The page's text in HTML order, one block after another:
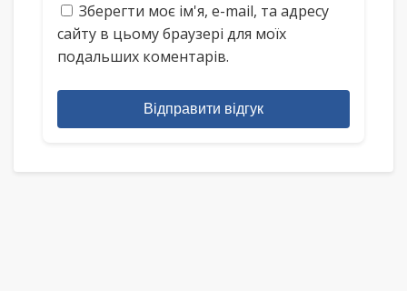
Зберегти моє ім'я, e-mail, та адресу
сайту в цьому браузері для моїх
подальших коментарів.
Відправити відгук